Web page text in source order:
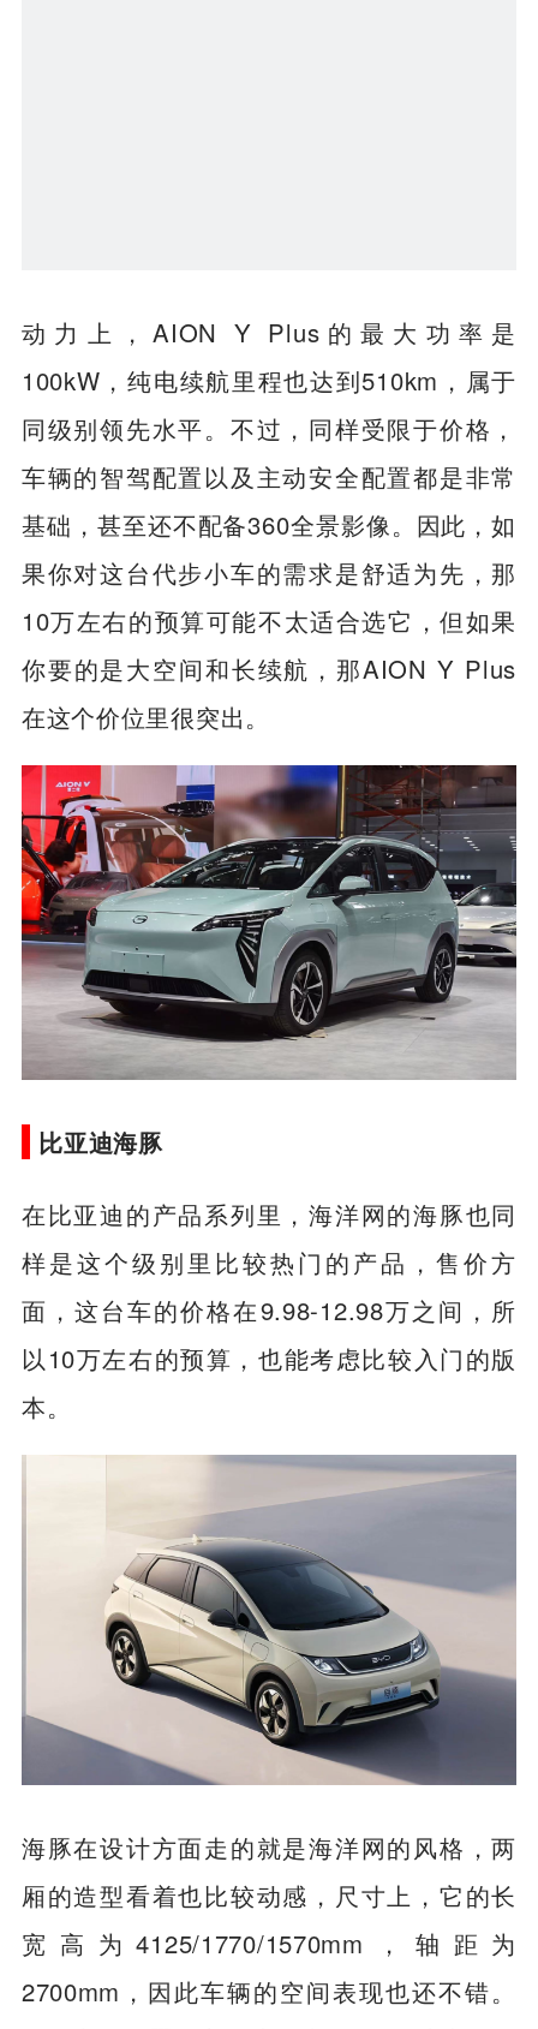
动力上，AION Y Plus的最大功率是
100kW，纯电续航里程也达到510km，属于
同级别领先水平。不过，同样受限于价格，
车辆的智驾配置以及主动安全配置都是非常
基础，甚至还不配备360全景影像。因此，如
果你对这台代步小车的需求是舒适为先，那
10万左右的预算可能不太适合选它，但如果
你要的是大空间和长续航，那AION Y Plus
在这个价位里很突出。
比亚迪海豚
在比亚迪的产品系列里，海洋网的海豚也同
样是这个级别里比较热门的产品，售价方
面，这台车的价格在9.98-12.98万之间，所
以10万左右的预算，也能考虑比较入门的版
海豚在设计方面走的就是海洋网的风格，两
厢的造型看着也比较动感，尺寸上，它的长